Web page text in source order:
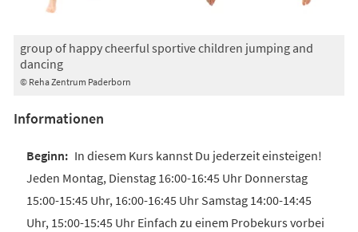
© Reha Zentrum Paderborn
group of happy cheerful sportive children jumping and
dancing
Informationen
In diesem Kurs kannst Du jederzeit einsteigen!
Jeden Montag, Dienstag 16:00-16:45 Uhr Donnerstag
15:00-15:45 Uhr, 16:00-16:45 Uhr Samstag 14:00-14:45
Uhr, 15:00-15:45 Uhr Einfach zu einem Probekurs vorbei